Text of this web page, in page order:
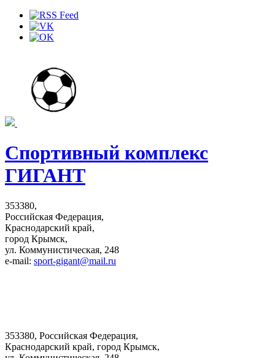
Спортивный комплекс
ГИГАНТ
353380,
Российская Федерация,
Краснодарский край,
город Крымск,
ул. Коммунистическая, 248
e-mail: sport-gigant@mail.ru
353380, Российская Федерация,
Краснодарский край, город Крымск,